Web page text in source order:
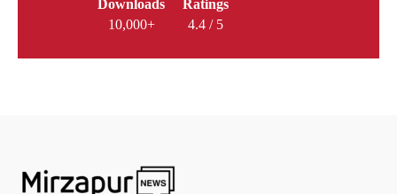
Downloads
10,000+
Ratings
4.4 / 5